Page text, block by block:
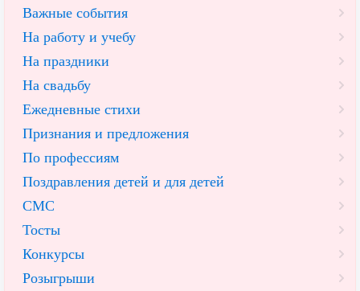
Важные события
На работу и учебу
На праздники
На свадьбу
Ежедневные стихи
Признания и предложения
По профессиям
Поздравления детей и для детей
СМС
Тосты
Конкурсы
Розыгрыши